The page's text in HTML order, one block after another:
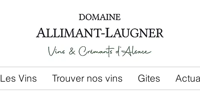
Les Vins Trouver nos vins Gites